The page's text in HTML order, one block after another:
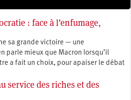
: face à l’enfumage,
sa grande victoire — une
parle mieux que Macron lorsqu’il
a fait un choix, pour apaiser le débat
service des riches et des